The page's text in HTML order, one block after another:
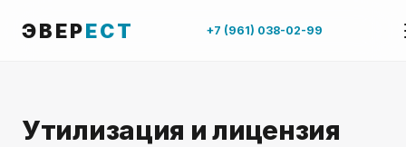
ЭВЕРЕСТ +7 (961) 038-02-99
Утилизация и лицензия